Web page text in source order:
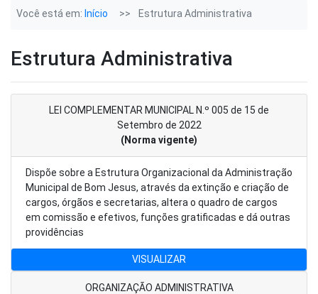
Você está em: Início Estrutura Administrativa
Estrutura Administrativa
LEI COMPLEMENTAR MUNICIPAL N.º 005 de 15 de
Setembro de 2022
(Norma vigente)
Dispõe sobre a Estrutura Organizacional da Administração
Municipal de Bom Jesus, através da extinção e criação de
cargos, órgãos e secretarias, altera o quadro de cargos
em comissão e efetivos, funções gratificadas e dá outras
providências
VISUALIZAR
ORGANIZAÇÃO ADMINISTRATIVA